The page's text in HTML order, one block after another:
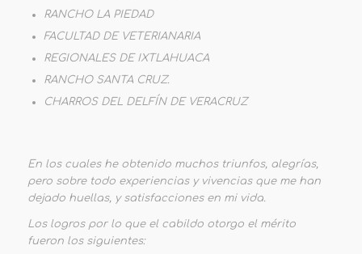
RANCHO LA PIEDAD
FACULTAD DE VETERIANARIA
REGIONALES DE IXTLAHUACA
RANCHO SANTA CRUZ.
CHARROS DEL DELFÍN DE VERACRUZ
En los cuales he obtenido muchos triunfos, alegrías,
pero sobre todo experiencias y vivencias que me han
dejado huellas, y satisfacciones en mi vida.
Los logros por lo que el cabildo otorgo el mérito
fueron los siguientes: